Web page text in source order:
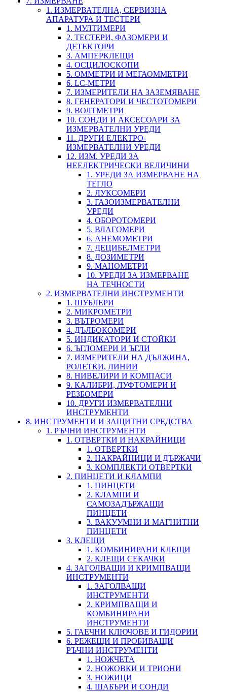
1. ИЗМЕРВАТЕЛНА, СЕРВИЗНА
АПАРАТУРА И ТЕСТЕРИ
1. МУЛТИМЕРИ
2. ТЕСТЕРИ, ФАЗОМЕРИ И
ДЕТЕКТОРИ
3. АМПЕРКЛЕЩИ
4. ОСЦИЛОСКОПИ
5. ОММЕТРИ И МЕГАОММЕТРИ
6. LC-МЕТРИ
7. ИЗМЕРИТЕЛИ НА ЗАЗЕМЯВАНЕ
8. ГЕНЕРАТОРИ И ЧЕСТОТОМЕРИ
9. ВОЛТМЕТРИ
10. СОНДИ И АКСЕСОАРИ ЗА
ИЗМЕРВАТЕЛНИ УРЕДИ
11. ДРУГИ ЕЛЕКТРО-
ИЗМЕРВАТЕЛНИ УРЕДИ
12. ИЗМ. УРЕДИ ЗА
НЕЕЛЕКТРИЧЕСКИ ВЕЛИЧИНИ
1. УРЕДИ ЗА ИЗМЕРВАНЕ НА
ТЕГЛО
2. ЛУКСОМЕРИ
3. ГАЗОИЗМЕРВАТЕЛНИ
УРЕДИ
4. ОБОРОТОМЕРИ
5. ВЛАГОМЕРИ
6. АНЕМОМЕТРИ
7. ДЕЦИБЕЛМЕТРИ
8. ДОЗИМЕТРИ
9. МАНОМЕТРИ
10. УРЕДИ ЗА ИЗМЕРВАНЕ
НА ТЕЧНОСТИ
2. ИЗМЕРВАТЕЛНИ ИНСТРУМЕНТИ
1. ШУБЛЕРИ
2. МИКРОМЕТРИ
3. ВЪТРОМЕРИ
4. ДЪЛБОКОМЕРИ
5. ИНДИКАТОРИ И СТОЙКИ
6. ЪГЛОМЕРИ И ЪГЛИ
7. ИЗМЕРИТЕЛИ НА ДЪЛЖИНА,
РОЛЕТКИ, ЛИНИИ
8. НИВЕЛИРИ И КОМПАСИ
9. КАЛИБРИ, ЛУФТОМЕРИ И
РЕЗБОМЕРИ
10. ДРУГИ ИЗМЕРВАТЕЛНИ
ИНСТРУМЕНТИ
8. ИНСТРУМЕНТИ И ЗАЩИТНИ СРЕДСТВА
1. РЪЧНИ ИНСТРУМЕНТИ
1. ОТВЕРТКИ И НАКРАЙНИЦИ
1. ОТВЕРТКИ
2. НАКРАЙНИЦИ И ДЪРЖАЧИ
3. КОМПЛЕКТИ ОТВЕРТКИ
2. ПИНЦЕТИ И КЛАМПИ
1. ПИНЦЕТИ
2. КЛАМПИ И
САМОЗАДЪРЖАЩИ
ПИНЦЕТИ
3. ВАКУУМНИ И МАГНИТНИ
ПИНЦЕТИ
3. КЛЕЩИ
1. КОМБИНИРАНИ КЛЕЩИ
2. КЛЕЩИ СЕКАЧКИ
4. ЗАГОЛВАЩИ И КРИМПВАЩИ
ИНСТРУМЕНТИ
1. ЗАГОЛВАЩИ
ИНСТРУМЕНТИ
2. КРИМПВАЩИ И
КОМБИНИРАНИ
ИНСТРУМЕНТИ
5. ГАЕЧНИ КЛЮЧОВЕ И ГИДОРИИ
6. РЕЖЕЩИ И ПРОБИВАЩИ
РЪЧНИ ИНСТРУМЕНТИ
1. НОЖЧЕТА
2. НОЖОВКИ И ТРИОНИ
3. НОЖИЦИ
4. ШАБЪРИ И СОНДИ